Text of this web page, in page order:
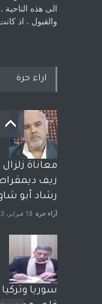
الى هذه
والقبول . اذ
اراء حرة
معاناة
زيف
رشاد أبو
آراء حرة 18 فبراير، 2023
سوريا